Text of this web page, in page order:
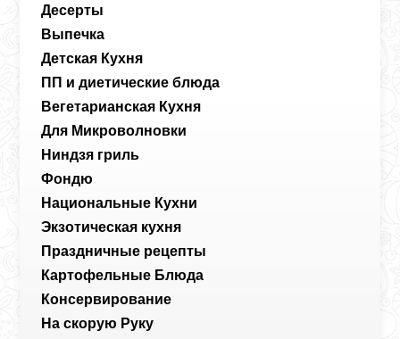
Десерты
Выпечка
Детская Кухня
ПП и диетические блюда
Вегетарианская Кухня
Для Микроволновки
Ниндзя гриль
Фондю
Национальные Кухни
Экзотическая кухня
Праздничные рецепты
Картофельные Блюда
Консервирование
На скорую Руку